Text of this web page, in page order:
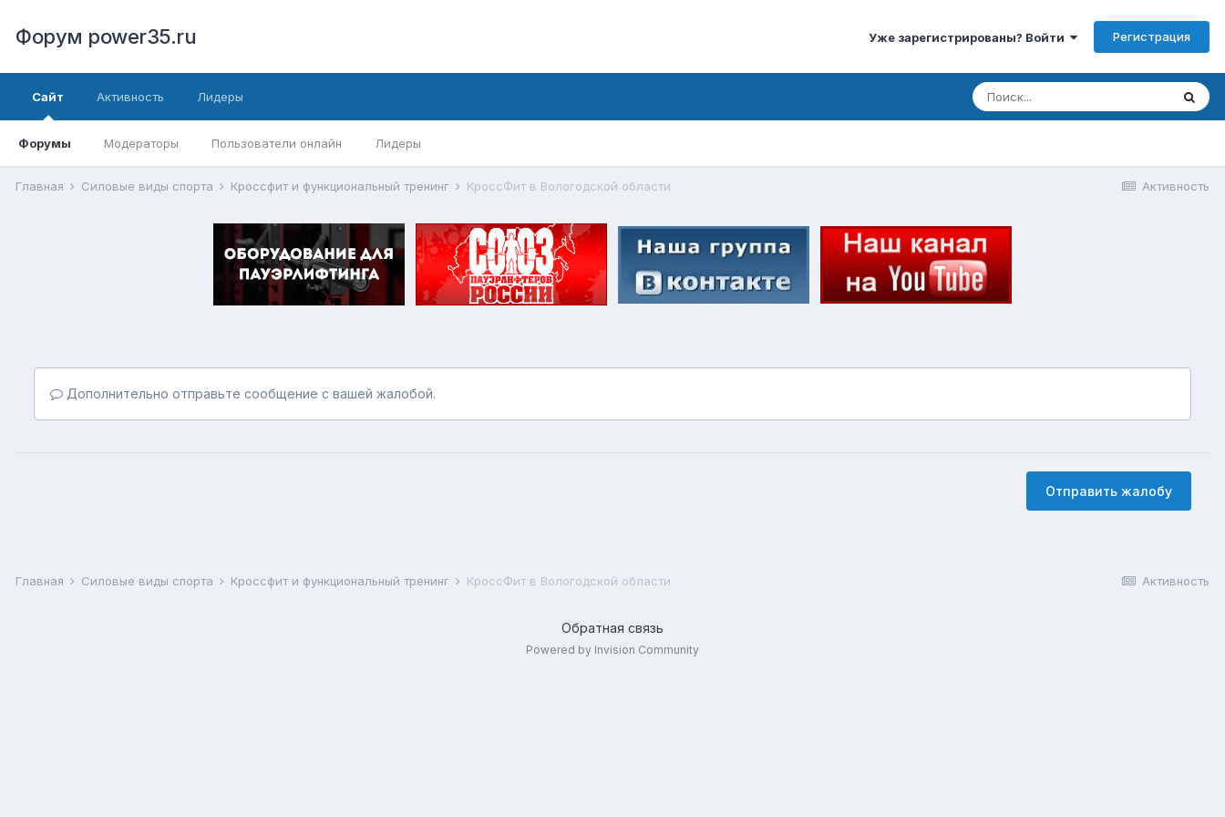
Форум power35.ru Уже зарегистрированы? Войти Регистрация
Сайт
Форумы Модераторы Пользователи онлайн Лидеры
Активность Лидеры
Активность
Главная Силовые виды спорта Кроссфит и функциональный тренинг КроссФит в Вологодской области
Дополнительно отправьте сообщение с вашей жалобой.
Отправить жалобу
Активность
Главная Силовые виды спорта Кроссфит и функциональный тренинг КроссФит в Вологодской области
Обратная связь
Powered by Invision Community